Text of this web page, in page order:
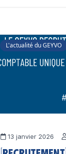
L'actualité du GEYVO
13 janvier 2026